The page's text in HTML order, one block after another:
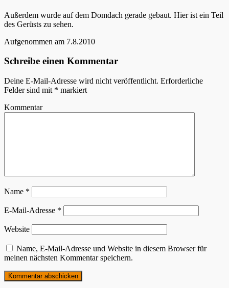
Außerdem wurde auf dem Domdach gerade gebaut. Hier ist ein Teil
des Gerüsts zu sehen.
Aufgenommen am 7.8.2010
Schreibe einen Kommentar
Deine E-Mail-Adresse wird nicht veröffentlicht. Erforderliche
Felder sind mit * markiert
Kommentar
Name *
E-Mail-Adresse *
Website
Name, E-Mail-Adresse und Website in diesem Browser für
meinen nächsten Kommentar speichern.